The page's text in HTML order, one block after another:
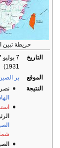
خريطة تبين
التاريخ
1931)
الموقع
بر
النتيجة